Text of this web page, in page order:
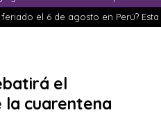
feriado el 6 de agosto en Perú?
el
cuarentena